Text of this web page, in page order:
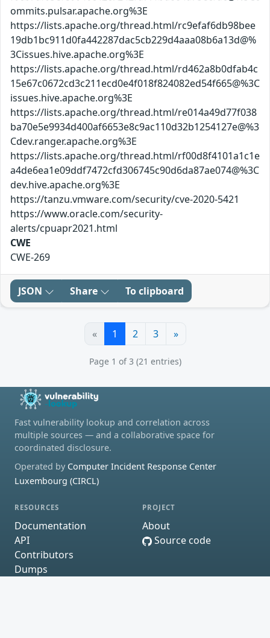
ommits.pulsar.apache.org%3E
https://lists.apache.org/thread.html/rc9efaf6db98bee
19db1bc911d0fa442287dac5cb229d4aaa08b6a13d@%
3Cissues.hive.apache.org%3E
https://lists.apache.org/thread.html/rd462a8b0dfab4c
15e67c0672cd3c211ecd0e4f018f824082ed54f665@%3C
issues.hive.apache.org%3E
https://lists.apache.org/thread.html/re014a49d77f038
ba70e5e9934d400af6653e8c9ac110d32b1254127e@%3
Cdev.ranger.apache.org%3E
https://lists.apache.org/thread.html/rf00d8f4101a1c1e
a4de6ea1e09ddf7472cfd306745c90d6da87ae074@%3C
dev.hive.apache.org%3E
https://tanzu.vmware.com/security/cve-2020-5421
https://www.oracle.com/security-
alerts/cpuapr2021.html
CWE
CWE-269
JSON Share To clipboard
« 1 2 3 »
Page 1 of 3 (21 entries)
Fast vulnerability lookup and correlation across
multiple sources — and a collaborative space for
coordinated disclosure.
Operated by Computer Incident Response Center
Luxembourg (CIRCL)
RESOURCES
Documentation
API
Contributors
Dumps
PROJECT
About
Source code